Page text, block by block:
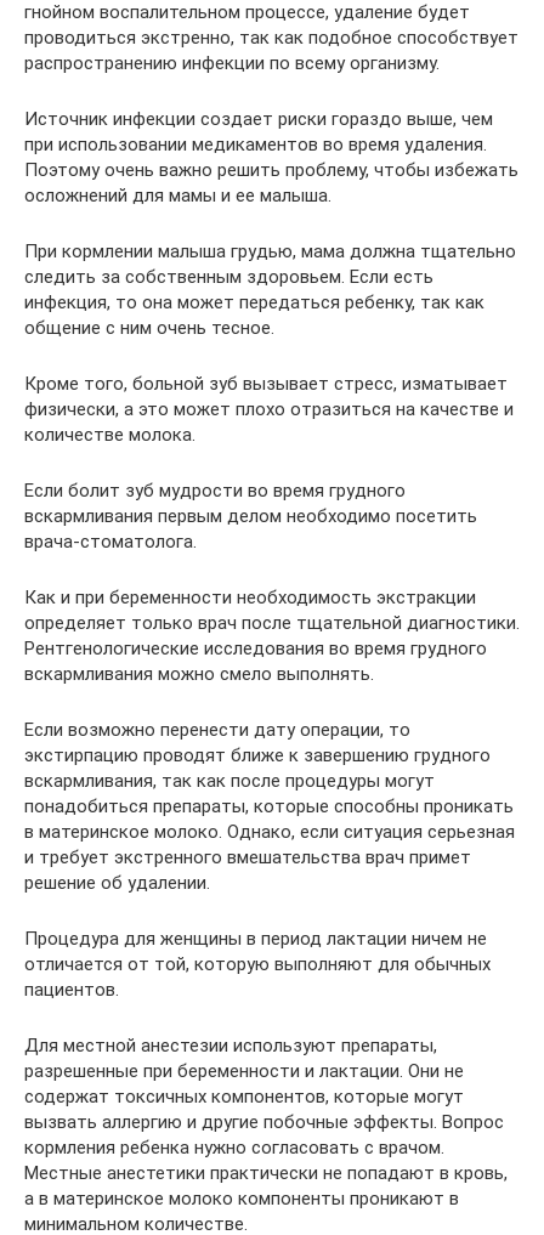
гнойном воспалительном процессе, удаление будет
проводиться экстренно, так как подобное способствует
распространению инфекции по всему организму.
Источник инфекции создает риски гораздо выше, чем
при использовании медикаментов во время удаления.
Поэтому очень важно решить проблему, чтобы избежать
осложнений для мамы и ее малыша.
При кормлении малыша грудью, мама должна тщательно
следить за собственным здоровьем. Если есть
инфекция, то она может передаться ребенку, так как
общение с ним очень тесное.
Кроме того, больной зуб вызывает стресс, изматывает
физически, а это может плохо отразиться на качестве и
количестве молока.
Если болит зуб мудрости во время грудного
вскармливания первым делом необходимо посетить
врача-стоматолога.
Как и при беременности необходимость экстракции
определяет только врач после тщательной диагностики.
Рентгенологические исследования во время грудного
вскармливания можно смело выполнять.
Если возможно перенести дату операции, то
экстирпацию проводят ближе к завершению грудного
вскармливания, так как после процедуры могут
понадобиться препараты, которые способны проникать
в материнское молоко. Однако, если ситуация серьезная
и требует экстренного вмешательства врач примет
решение об удалении.
Процедура для женщины в период лактации ничем не
отличается от той, которую выполняют для обычных
пациентов.
Для местной анестезии используют препараты,
разрешенные при беременности и лактации. Они не
содержат токсичных компонентов, которые могут
вызвать аллергию и другие побочные эффекты. Вопрос
кормления ребенка нужно согласовать с врачом.
Местные анестетики практически не попадают в кровь,
а в материнское молоко компоненты проникают в
минимальном количестве.